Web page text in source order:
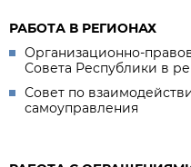
РАБОТА В РЕГИОНАХ
Организационно-
Совета Республики в
Совет по
самоуправления